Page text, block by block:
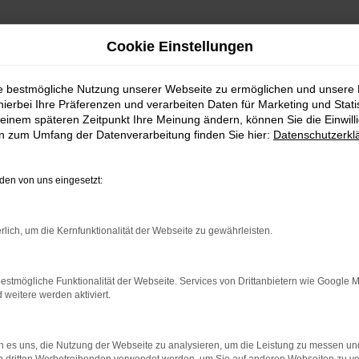
kaufen mit
Sie mit Vertrauen bei uns in
ihr Alter an. Angeboten wird ein Modell, das qualitativ im
noch unschlagbar günstig. Zugegeben: wer sich für einen
seit vielen Jahren in Greifswald und Umgebung bekannt und
Tiguan Gebrauchtwagen und kennen dieses Fahrzeug in- und
Cookie Einstellungen
bestmögliche Nutzung unserer Webseite zu ermöglichen und unsere
Ihre Präferenzen und verarbeiten Daten für Marketing und
späteren Zeitpunkt Ihre Meinung ändern, können Sie die
zum Umfang der Datenverarbeitung finden Sie hier:
von uns eingesetzt:
um die Kernfunktionalität der Webseite zu gewährleisten.
Funktionalität der Webseite. Services von Drittanbietern wie Google
weitere werden aktiviert.
es uns, die Nutzung der Webseite zu analysieren, um die Leistung zu messen